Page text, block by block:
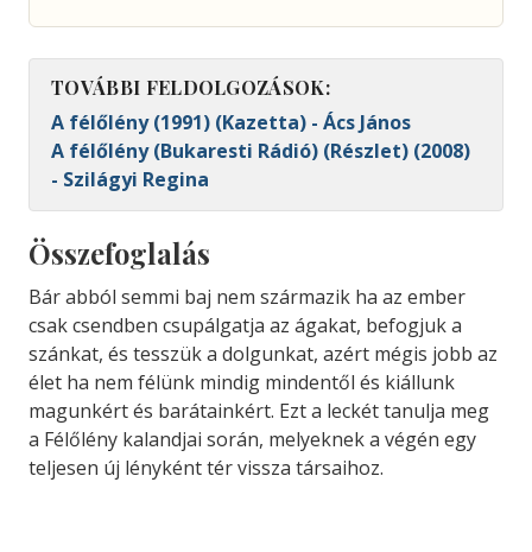
TOVÁBBI FELDOLGOZÁSOK:
A félőlény (1991) (Kazetta) - Ács János
A félőlény (Bukaresti Rádió) (Részlet) (2008)
- Szilágyi Regina
Összefoglalás
Bár abból semmi baj nem származik ha az ember
csak csendben csupálgatja az ágakat, befogjuk a
szánkat, és tesszük a dolgunkat, azért mégis jobb az
élet ha nem félünk mindig mindentől és kiállunk
magunkért és barátainkért. Ezt a leckét tanulja meg
a Félőlény kalandjai során, melyeknek a végén egy
teljesen új lényként tér vissza társaihoz.